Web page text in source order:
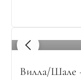
1 / 8
Вилла/Шале